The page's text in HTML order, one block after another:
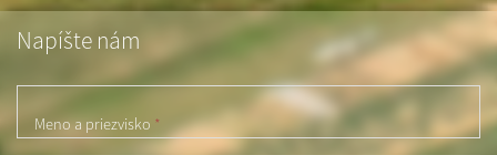
Napíšte nám
Meno a priezvisko *